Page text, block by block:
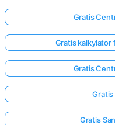
Gratis
Gratis
Gratis
Gratis